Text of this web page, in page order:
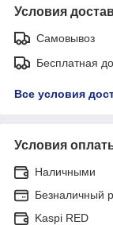
Условия
Самовывоз
Бесплатная
Все условия
Условия
Наличными
Безналичный
Kaspi RED